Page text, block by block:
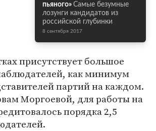
пьяного» Самые безумные
лозунги кандидатов из
российской глубинки
8 сентября 2017
присутствует большое
как минимум
партий на каждом.
Моргоевой, для работы на
порядка 2,5